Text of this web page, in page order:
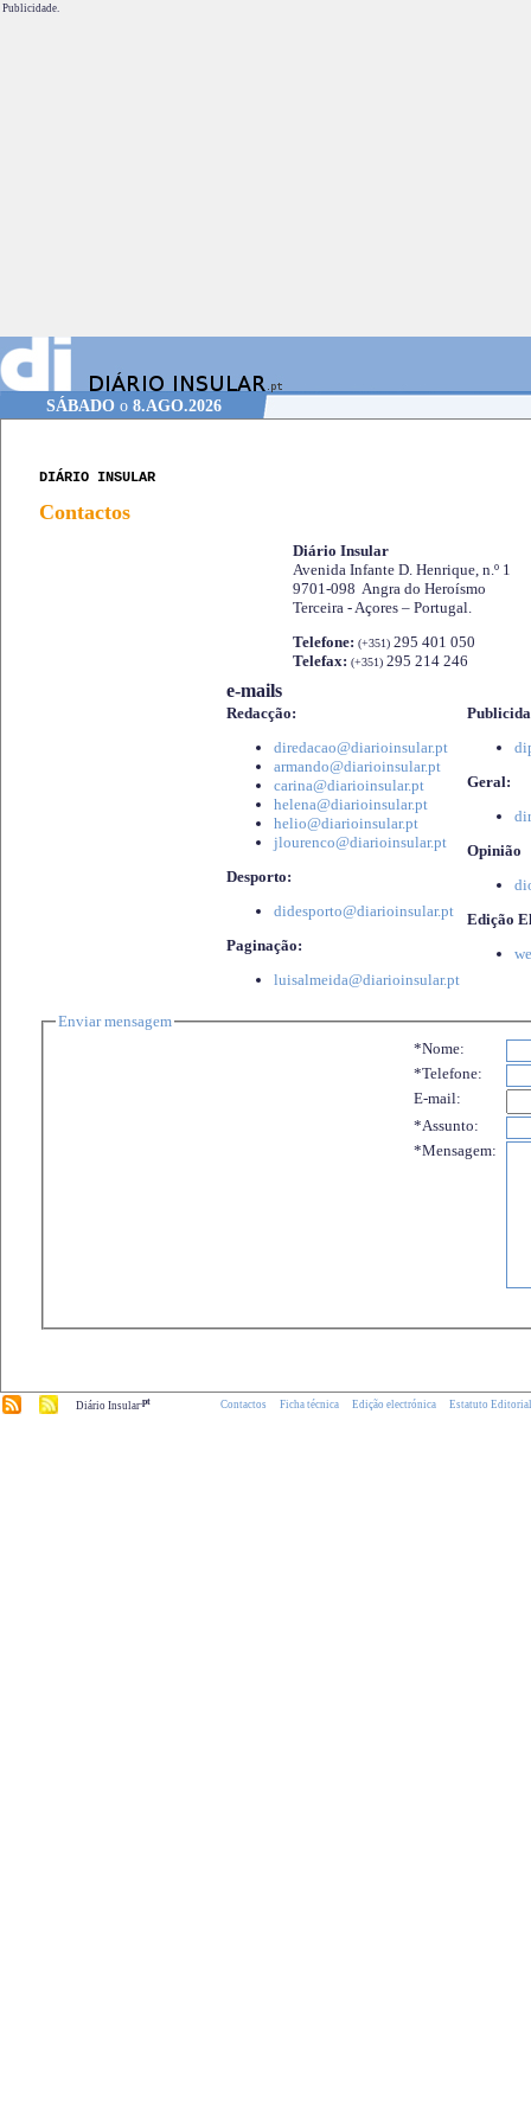
Publicidade.
SÁBADOo 8.AGO.2026
DIÁRIO INSULAR
Contactos
Diário Insular
Avenida Infante D. Henrique, n.º 1
9701-098 Angra do Heroísmo
Terceira - Açores – Portugal.
Telefone: (+351) 295 401 050
Telefax: (+351) 295 214 246
e-mails
Redacção:
diredacao@diarioinsular.pt
armando@diarioinsular.pt
carina@diarioinsular.pt
helena@diarioinsular.pt
helio@diarioinsular.pt
jlourenco@diarioinsular.pt
Desporto:
didesporto@diarioinsular.pt
Paginação:
luisalmeida@diarioinsular.pt
Geral:
Opinião
Edição
Enviar mensagem
*Nome:
*Telefone:
E-mail:
*Assunto:
*Mensagem:
Diário Insular.pt Contactos Ficha técnica Edição electrónica Estatuto Editorial